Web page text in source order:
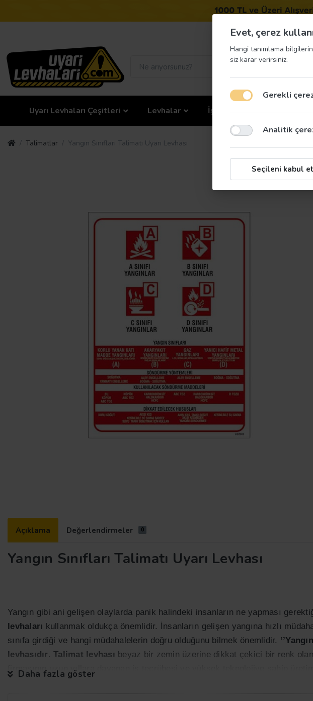
Uyarı Levhaları Çeşitleri Levhalar İş Güvenliği Etiketleri
Talimatlar Yangın Sınıfları Talimatı Uyarı Levhası
Açıklama Değerlendirmeler 0
Yangın Sınıfları Talimatı Uyarı Levhası
Yangın gibi ani gelişen olaylarda panik halindeki insanların ne yapması
levhaları kullanmak oldukça önemlidir. İnsanların gelişen yangına hızlı
sınıfa girdiği ve hangi müdahalelerin doğru olduğunu bilmek önemlidir.
levhasıdır . Talimat levhası beyaz bir zemin üzerine dikkat çekici bir renk
firmasının uzun yıllara dayanan iş tecrübesi ve yüksek teknolojiye sahip
Daha fazla göster
Evet, çerez
Hangi tanımlama
siz karar verirsiniz.
Gerekli
Analitik
Seçileni kabul et